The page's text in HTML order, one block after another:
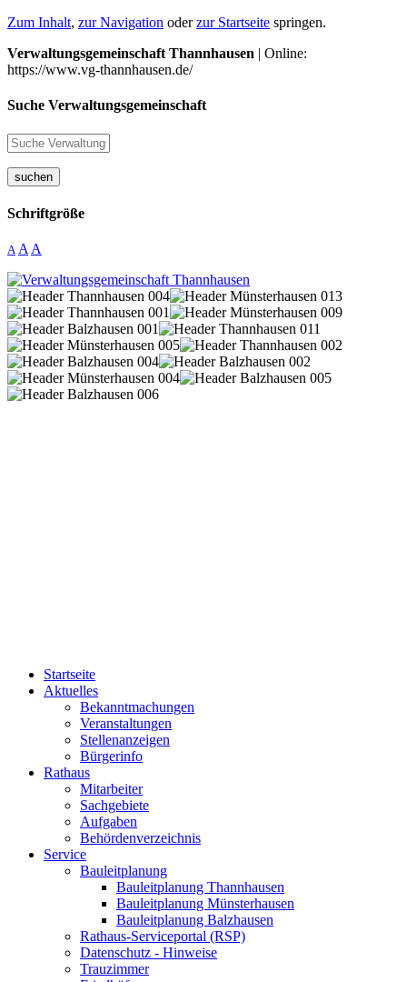
Zum Inhalt, zur Navigation oderzur Startseite springen.
Verwaltungsgemeinschaft Thannhausen | Online:
https://www.vg-thannhausen.de/
Suche Verwaltungsgemeinschaft
suchen
Schriftgröße
A A A
Startseite
Aktuelles
Bekanntmachungen
Veranstaltungen
Stellenanzeigen
Bürgerinfo
Rathaus
Mitarbeiter
Sachgebiete
Aufgaben
Behördenverzeichnis
Service
Bauleitplanung
Bauleitplanung Thannhausen
Bauleitplanung Münsterhausen
Bauleitplanung Balzhausen
Rathaus-Serviceportal (RSP)
Datenschutz - Hinweise
Trauzimmer